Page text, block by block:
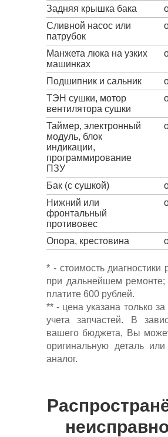
Задняя крышка бака
Сливной насос или
патрубок
Манжета люка на узких
машинках
Подшипник и сальник
ТЭН сушки, мотор
вентилятора сушки
Таймер, электронный
модуль, блок
индикации,
программирование
ПЗУ
Бак (с сушкой)
Нижний или
фронтальный
противовес
Опора, крестовина
* - стоимость диагностики
при дальнейшем ремонте;
платите 600 рублей.
** - цена указана только за
учета запчастей. В
вашего бюджета, Вы
оригинальную деталь или
аналог.